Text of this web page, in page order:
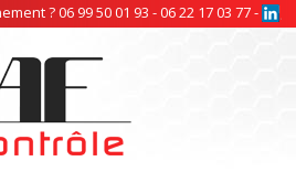
? 06 99 50 01 93 - 06 22 17 03 77 -